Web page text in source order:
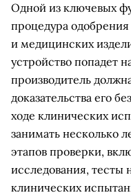
Одной из ключевых
процедура
и медицинских
устройство попадет
производитель
доказательства его
ходе клинических
занимать несколько
этапов проверки,
исследования, тесты
клинических